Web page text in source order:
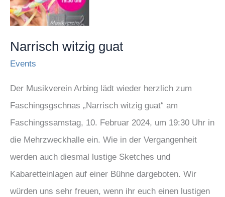
Narrisch witzig guat
Events
Der Musikverein Arbing lädt wieder herzlich zum
Faschingsgschnas „Narrisch witzig guat“ am
Faschingssamstag, 10. Februar 2024, um 19:30 Uhr in
die Mehrzweckhalle ein. Wie in der Vergangenheit
werden auch diesmal lustige Sketches und
Kabaretteinlagen auf einer Bühne dargeboten. Wir
würden uns sehr freuen, wenn ihr euch einen lustigen